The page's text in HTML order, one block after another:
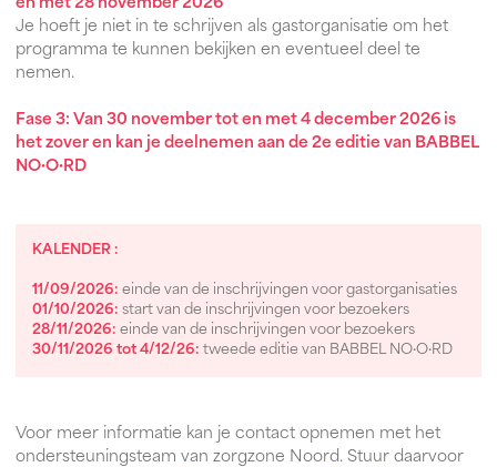
en met 28 november 2026
Je hoeft je niet in te schrijven als gastorganisatie om het
programma te kunnen bekijken en eventueel deel te
nemen.
Fase 3: Van 30 november tot en met 4 december 2026 is
het zover en kan je deelnemen aan de 2e editie van BABBEL
NO·O·RD
KALENDER :
11/09/2026: einde van de inschrijvingen voor gastorganisaties
01/10/2026: start van de inschrijvingen voor bezoekers
28/11/2026: einde van de inschrijvingen voor bezoekers
30/11/2026 tot 4/12/26: tweede editie van BABBEL NO·O·RD
Voor meer informatie kan je contact opnemen met het
ondersteuningsteam van zorgzone Noord. Stuur daarvoor